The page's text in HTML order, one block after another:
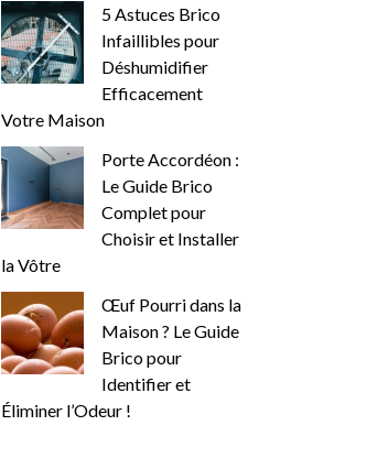
5 Astuces Brico
Infaillibles pour
Déshumidifier
Efficacement
Votre Maison
Porte Accordéon :
Le Guide Brico
Complet pour
Choisir et Installer
la Vôtre
Œuf Pourri dans la
Maison ? Le Guide
Brico pour
Identifier et
Éliminer l’Odeur !